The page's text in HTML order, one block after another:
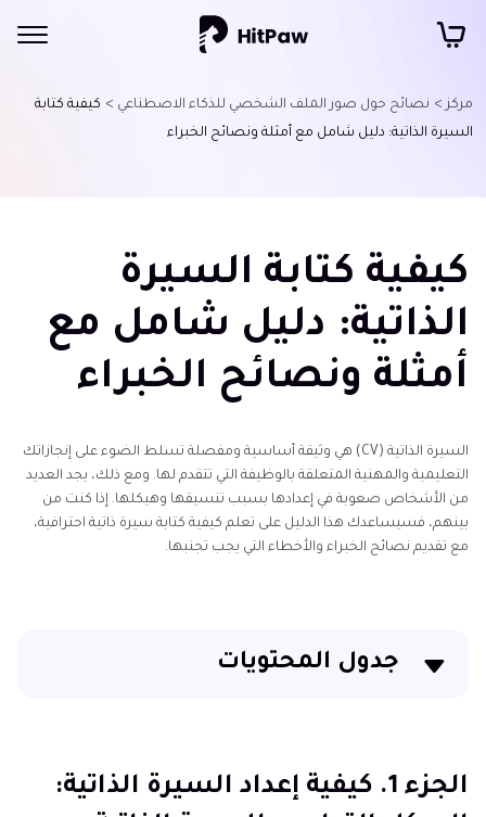
مركز > نصائح حول صور الملف الشخصي للذكاء الاصطناعي > كيفية كتابة
السيرة الذاتية: دليل شامل مع أمثلة ونصائح الخبراء
كيفية كتابة السيرة
الذاتية: دليل شامل مع
أمثلة ونصائح الخبراء
السيرة الذاتية (CV) هي وثيقة أساسية ومفصلة تسلط الضوء على إنجازاتك
التعليمية والمهنية المتعلقة بالوظيفة التي تتقدم لها. ومع ذلك، يجد العديد
من الأشخاص صعوبة في إعدادها بسبب تنسيقها وهيكلها. إذا كنت من
بينهم، فسيساعدك هذا الدليل على تعلم كيفية كتابة سيرة ذاتية احترافية،
مع تقديم نصائح الخبراء والأخطاء التي يجب تجنبها.
جدول المحتويات
الجزء 2. كيفية إعداد سيرة ذاتية: دليل خطوة بخطوة
الجزء 1. كيفية إعداد السيرة الذاتية: